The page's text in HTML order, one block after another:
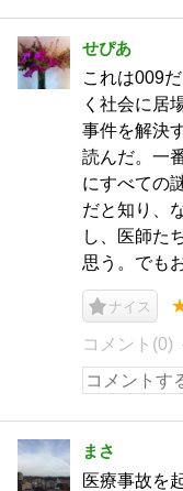
せぴあ
これは009
く社会に居
事件を解決
読んだ。一
にすべての
だと知り、
し、医師た
思う。でも
ナイス
コメント(0)
まさ
医療事故を